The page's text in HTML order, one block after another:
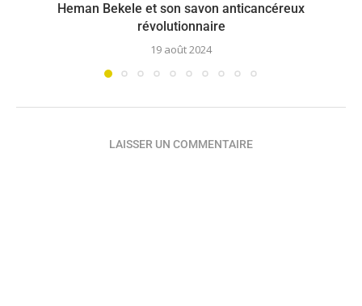
Heman Bekele et son savon anticancéreux
révolutionnaire
19 août 2024
LAISSER UN COMMENTAIRE